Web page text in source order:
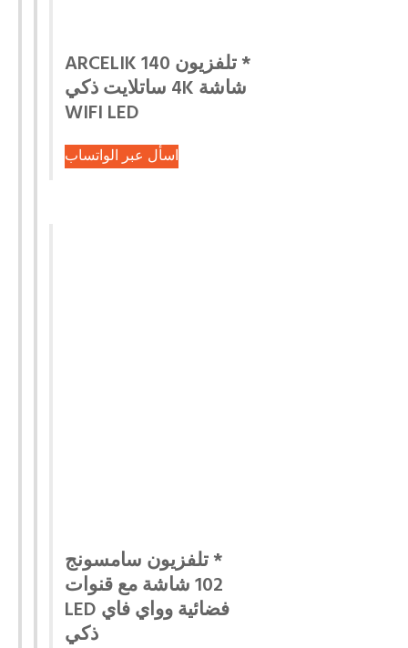
* تلفزيون ARCELIK 140
شاشة 4K ساتلايت ذكي
WIFI LED
اسأل عبر الواتساب
* تلفزيون سامسونج
102 شاشة مع قنوات
فضائية وواي فاي LED
ذكي